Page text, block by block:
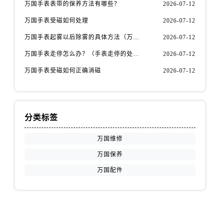
江苏省泰州市海陵区永定东路399号置地商务中心东塔（华润万象城）17层1706室万国售后服务中心（需提前预约）
江苏省徐州市鼓楼区淮海东路29号苏宁广场IFC国际金融中心35层3508室万国售后服务中心（需提前预约）
江苏省镇江市京口区中山东路万国售后服务中心（需提前预约）
江西省萍乡市安源区萍安北大道与康庄路交叉口万国售后服务中心（需提前预约）
万国手表表带的保养方法有哪些？ 2026-07-12
万国手表受磁如何处理 2026-07-12
万国手表起雾以后除雾的具体方法（万国手表起雾解决办法） 2026-07-12
万国手表走停怎么办？（手表走停的处理方法） 2026-07-12
万国手表受磁如何正确消磁 2026-07-12
分类标签
万国维修
万国保养
万国配件